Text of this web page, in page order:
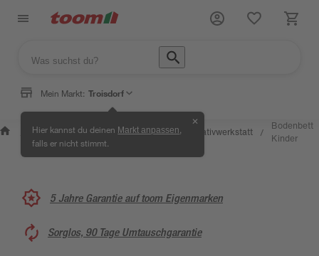
Mein Markt: Troisdorf
Hier kannst du deinen Markt anpassen
falls er nicht stimmt.
✕
Wissen &
Service
/
Selbermachen &
Ratgeber
/ Kreativwerkstatt /
Bodenbett
Kinder
5 Jahre Garantie auf toom Eigenmarken
Sorglos, 90 Tage Umtauschgarantie